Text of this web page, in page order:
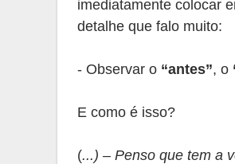
imediatamente colocar
detalhe que falo muito:
- Observar o “antes”, o
E como é isso?
(...) – Penso que tem a